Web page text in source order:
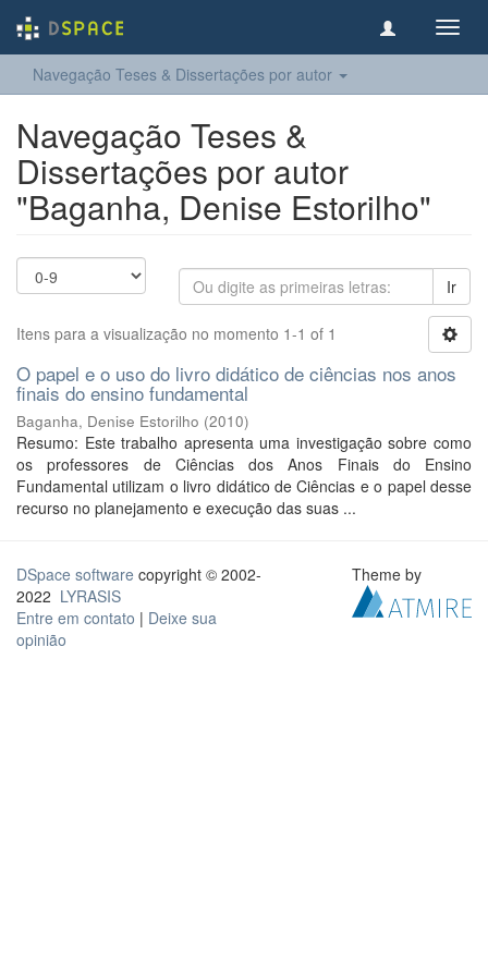
Navegação Teses & Dissertações por autor
Navegação Teses &
Dissertações por autor
"Baganha, Denise Estorilho"
Ir
Itens para a visualização no momento 1-1 of 1
O papel e o uso do livro didático de ciências nos anos
finais do ensino fundamental
Baganha, Denise Estorilho (2010)
Resumo: Este trabalho apresenta uma investigação sobre como
os professores de Ciências dos Anos Finais do Ensino
Fundamental utilizam o livro didático de Ciências e o papel desse
recurso no planejamento e execução das suas ...
DSpace software copyright © 2002-
2022 LYRASIS
Entre em contato | Deixe sua
opinião
Theme by